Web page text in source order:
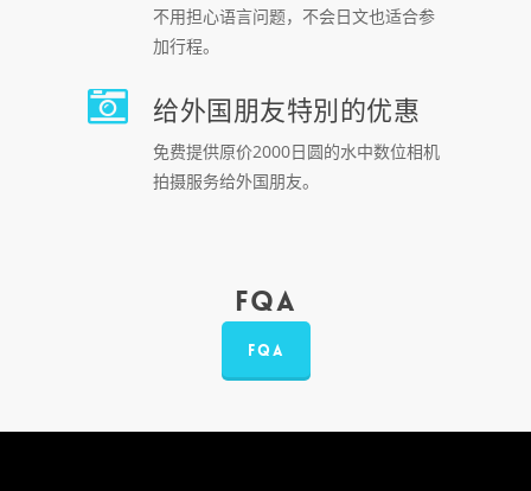
不用担心语言问题，不会日文也适合参
加行程。
给外国朋友特別的优惠
免费提供原价2000日圆的水中数位相机
拍摄服务给外国朋友。
FQA
FQA